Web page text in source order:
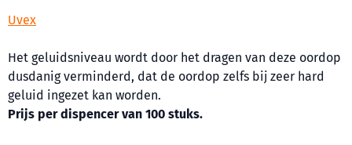
Uvex
Het geluidsniveau wordt door het dragen van deze oordop
dusdanig verminderd, dat de oordop zelfs bij zeer hard
geluid ingezet kan worden.
Prijs per dispencer van 100 stuks.